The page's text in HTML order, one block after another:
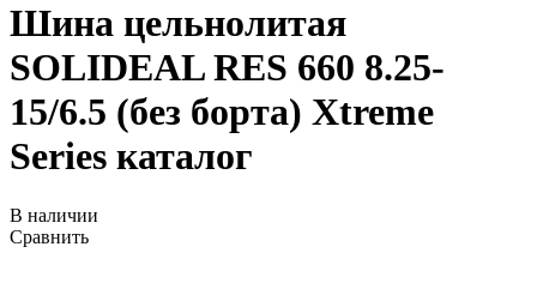
Шина цельнолитая
SOLIDEAL RES 660 8.25-
15/6.5 (без борта) Xtreme
Series каталог
В наличии
Сравнить